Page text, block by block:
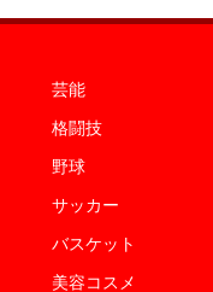
芸能
格闘技
野球
サッカー
バスケット
美容コスメ